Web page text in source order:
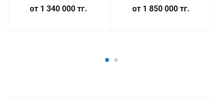
от 1 340 000 тг. от 1 850 000 тг.